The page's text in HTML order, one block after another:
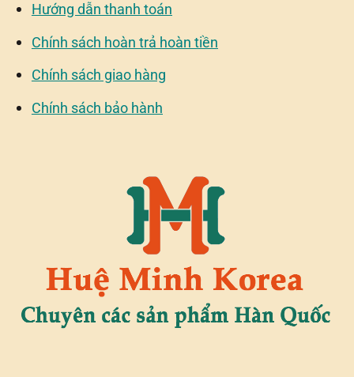
Hướng dẫn thanh toán
Chính sách hoàn trả hoàn tiền
Chính sách giao hàng
Chính sách bảo hành